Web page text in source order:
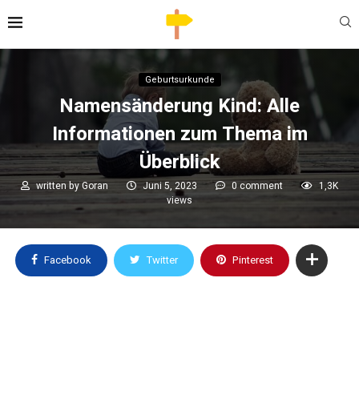
Geburtsurkunde
Namensänderung Kind: Alle
Informationen zum Thema im
Überblick
written byGoran Juni 5, 2023 0 comment
1,3K
views
Facebook Twitter Pinterest